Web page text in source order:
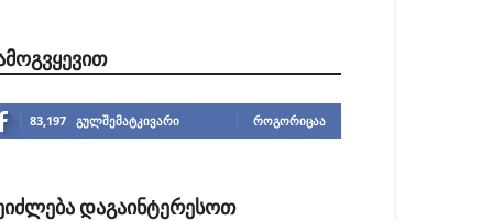
83,197 გულშემატკივარი ᲠᲝᲒᲝᲠᲘᲪᲐᲐ
ᲓᲐᲒᲐᲘᲜᲢᲔᲠᲔᲡᲝᲗ